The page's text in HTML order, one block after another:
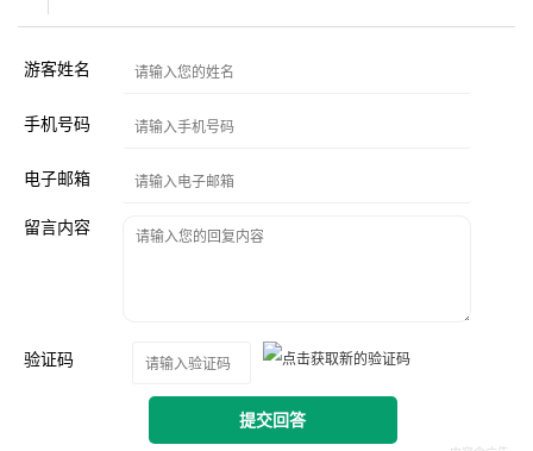
游客姓名
手机号码
电子邮箱
留言内容
验证码
提交回答